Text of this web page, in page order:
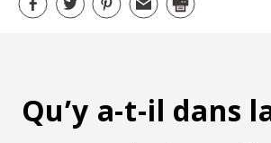
Qu’y a-t-il dans